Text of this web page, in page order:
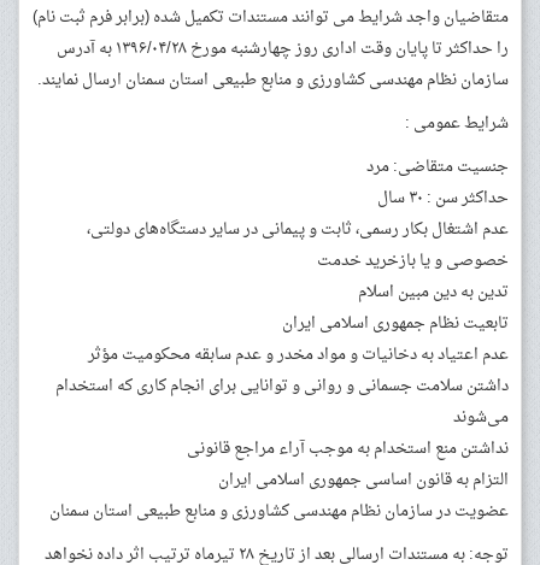
متقاضیان واجد شرایط می توانند مستندات تکمیل شده (برابر فرم ثبت نام)
را حداکثر تا پایان وقت اداری روز چهارشنبه مورخ ۱۳۹۶/۰۴/۲۸ به آدرس
سازمان نظام مهندسی کشاورزی و منابع طبیعی استان سمنان ارسال نمایند.
شرایط عمومی :
جنسیت متقاضی: مرد
حداکثر سن : ۳۰ سال
عدم اشتغال بکار رسمی، ثابت و پیمانی در سایر دستگاه‌های دولتی،
خصوصی و یا بازخرید خدمت
تدین به دین مبین اسلام
تابعیت نظام جمهوری اسلامی ایران
عدم اعتیاد به دخانیات و مواد مخدر و عدم سابقه محکومیت مؤثر
داشتن سلامت جسمانی و روانی و توانایی برای انجام کاری که استخدام
می‌شوند
نداشتن منع استخدام به موجب آراء مراجع قانونی
التزام به قانون اساسی جمهوری اسلامی ایران
عضویت در سازمان نظام مهندسی کشاورزی و منابع طبیعی استان سمنان
توجه: به مستندات ارسالی بعد از تاریخ ۲۸ تیرماه ترتیب اثر داده نخواهد